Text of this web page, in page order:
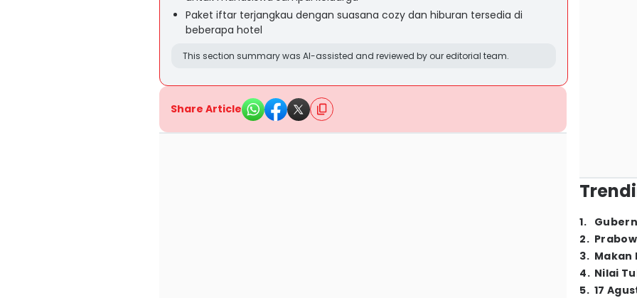
Paket iftar terjangkau dengan suasana cozy dan hiburan tersedia di
beberapa hotel
This section summary was AI-assisted and reviewed by our editorial team.
Share Article
1.
2.
3. Makan
4. Nilai
5. 17